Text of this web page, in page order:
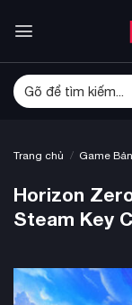
qua
dung
Tìm
kiếm:
Trang chủ / Game
Horizon
Steam Key